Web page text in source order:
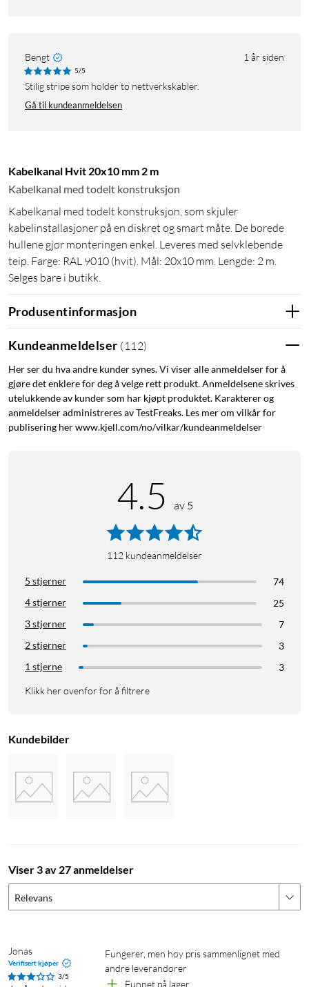
Bengt 1 år siden
5/5
Stilig stripe som holder to nettverkskabler.
Gå til kundeanmeldelsen
Kabelkanal Hvit 20x10 mm 2 m
Kabelkanal med todelt konstruksjon
Kabelkanal med todelt konstruksjon, som skjuler
kabelinstallasjoner på en diskret og smart måte. De borede
hullene gjør monteringen enkel. Leveres med selvklebende
teip. Farge: RAL 9010 (hvit). Mål: 20x10 mm. Lengde: 2 m.
Selges bare i butikk.
Produsentinformasjon
Kundeanmeldelser ( 112)
Her ser du hva andre kunder synes. Vi viser alle anmeldelser for å
gjøre det enklere for deg å velge rett produkt. Anmeldelsene skrives
utelukkende av kunder som har kjøpt produktet. Karakterer og
anmeldelser administreres av TestFreaks. Les mer om vilkår for
publisering her www.kjell.com/no/vilkar/kundeanmeldelser
4.5 av 5
112 kundeanmeldelser
5 stjerner
74
4 stjerner
25
3 stjerner
7
2 stjerner
3
1 stjerne
3
Klikk her ovenfor for å filtrere
Kundebilder
Viser 3 av 27 anmeldelser
Relevans
Jonas
Verifisert kjøper
3/5
Fungerer, men høy pris sammenlignet med
andre leverandører
Funnet på lager